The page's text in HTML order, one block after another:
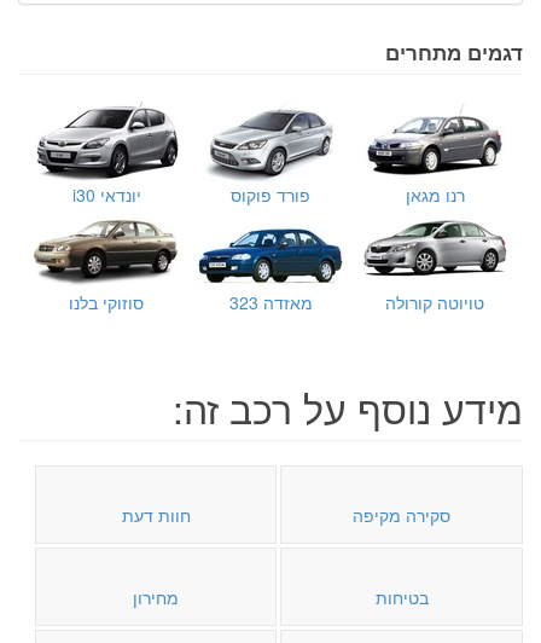
דגמים מתחרים
רנו מגאן פורד פוקוס יונדאי i30
טויוטה קורולה מאזדה 323 סוזוקי בלנו
מידע נוסף על רכב זה:
סקירה מקיפה חוות דעת
בטיחות מחירון